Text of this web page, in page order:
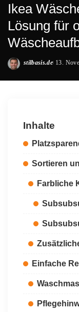
Ikea
Lösung für
Posted
stilbasis.de 13.
Inhalte
Sortieren
Farbliche
Einfache